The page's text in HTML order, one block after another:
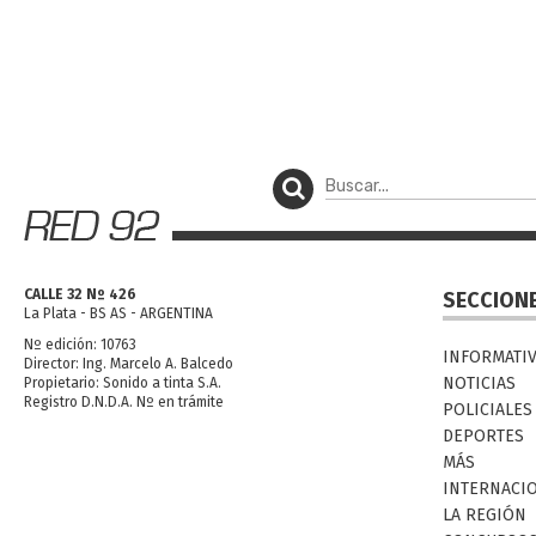
CALLE 32 Nº 426
La Plata - BS AS - ARGENTINA
Nº edición: 10763
Director: Ing. Marcelo A. Balcedo
Propietario: Sonido a tinta S.A.
Registro D.N.D.A. Nº en trámite
NOTICIAS
POLICIALES
DEPORTES
MÁS
LA REGIÓN